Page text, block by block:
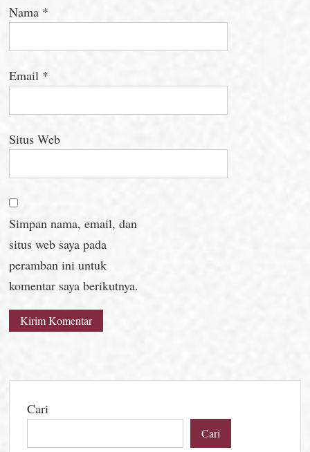
Nama *
Email *
Situs Web
Simpan nama, email, dan
situs web saya pada
peramban ini untuk
komentar saya berikutnya.
Cari
Cari